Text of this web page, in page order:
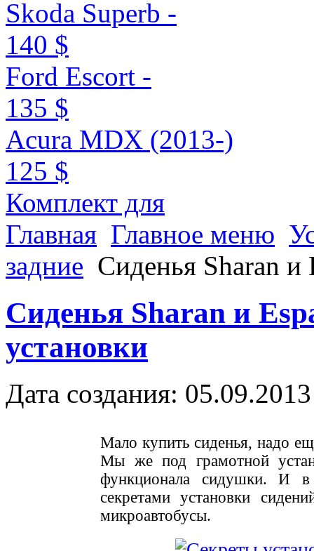
Skoda Superb -
140 $
Ford Escort -
135 $
Acura MDX (2013-)
125 $
Комплект для
Главная Главное меню
задние Сиденья Sharan и
Сиденья Sharan и
установки
Дата создания: 05.09.2013
Мало купить сиденья, надо
Мы же под грамотной
функционала сидушки. И
секретами установки
микроавтобусы.